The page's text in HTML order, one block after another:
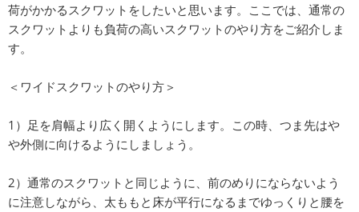
荷がかかるスクワットをしたいと思います。ここでは、通常の
スクワットよりも負荷の高いスクワットのやり方をご紹介しま
す。
＜ワイドスクワットのやり方＞
1）足を肩幅より広く開くようにします。この時、つま先はや
や外側に向けるようにしましょう。
2）通常のスクワットと同じように、前のめりにならないよう
に注意しながら、太ももと床が平行になるまでゆっくりと腰を